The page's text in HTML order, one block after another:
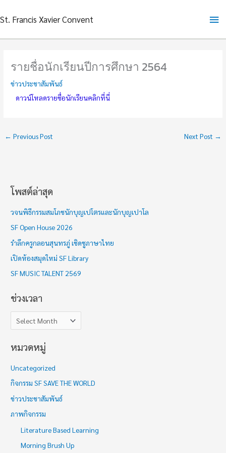
to
St. Francis Xavier Convent
รายชื่อนักเรียนปีการศึกษา 2564
ข่าวประชาสัมพันธ์
ดาวน์โหลดรายชื่อนักเรียนคลิกที่นี่
← Previous Post Next Post →
โพสต์ล่าสุด
วจนพิธีกรรมสมโภชนักบุญเปโตรและนักบุญเปาโล
SF Open House 2026
รำลึกครูกลอนสุนทรภู่ เชิดชูภาษาไทย
เปิดห้องสมุดใหม่ SF Library
SF MUSIC TALENT 2569
ช่วงเวลา
ช่
ง
เ
ว
ล
า
หมวดหมู่
Uncategorized
กิจกรรม SF SAVE THE WORLD
ข่าวประชาสัมพันธ์
ภาพกิจกรรม
Literature Based Learning
Morning Brush Up